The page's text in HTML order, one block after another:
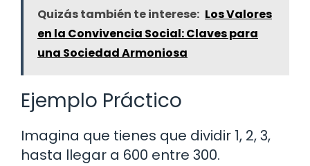
Quizás también te interese: Los Valores
en la Convivencia Social: Claves para
una Sociedad Armoniosa
Ejemplo Práctico
Imagina que tienes que dividir 1, 2, 3,
hasta llegar a 600 entre 300.